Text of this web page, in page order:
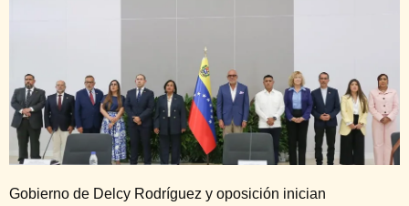
Gobierno de Delcy Rodríguez y oposición inician